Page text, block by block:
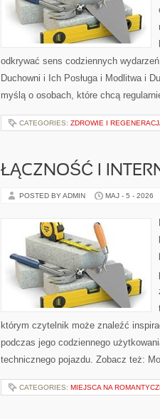
odkrywać sens codziennych
Duchowni i Ich Posługa i Modlitwa i
myślą o osobach, które chcą
CATEGORIES: ZDROWIE I
ŁĄCZNOŚĆ I
POSTED BY ADMIN MAJ - 5 - 2026
którym czytelnik może znaleźć
podczas jego codziennego
technicznego pojazdu. Zobacz też:
CATEGORIES: MIEJSCA NA